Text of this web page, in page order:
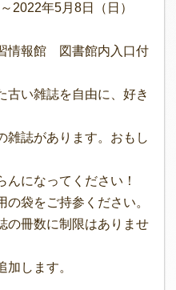
2022年5月8日（日）
情報館 図書館内入口付
古い雑誌を自由に、好き
があります。おもし
なってください！
ご持参ください。
に制限はありませ
ます。